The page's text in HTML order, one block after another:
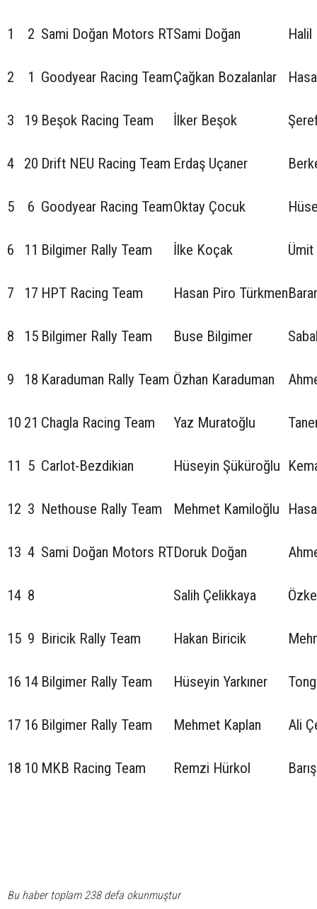
1 2 Sami Doğan Motors RTSami Doğan Halil
2 1 Goodyear Racing TeamÇağkan Bozalanlar
3 19 Beşok Racing Team İlker Beşok
4 20 Drift NEU Racing Team Erdaş Uçaner
5 6 Goodyear Racing TeamOktay Çocuk
6 11 Bilgimer Rally Team İlke Koçak
7 17 HPT Racing Team Hasan Piro Türkmen
8 15 Bilgimer Rally Team Buse Bilgimer
9 18 Karaduman Rally Team Özhan Karaduman
10 21 Chagla Racing Team Yaz Muratoğlu
11 5 Carlot-Bezdikian Hüseyin Şüküroğlu
12 3 Nethouse Rally Team Mehmet Kamiloğlu
13 4 Sami Doğan Motors RTDoruk Doğan
14 8 Salih Çelikkaya
15 9 Biricik Rally Team Hakan Biricik
16 14 Bilgimer Rally Team Hüseyin Yarkıner
17 16 Bilgimer Rally Team Mehmet Kaplan Ali
18 10 MKB Racing Team Remzi Hürkol
Bu haber toplam 238 defa okunmuştur